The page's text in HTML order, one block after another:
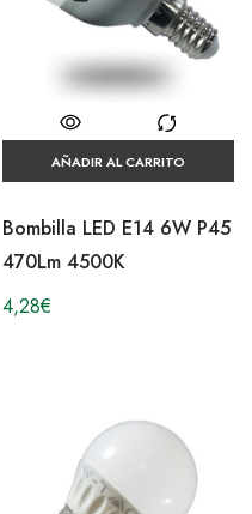
AÑADIR AL CARRITO
Bombilla LED E14 6W P45
470Lm 4500K
4,28€